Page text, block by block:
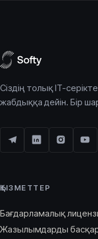
Сіздің толық IT-
жабдыққа дейін. Бір
ҚЫЗМЕТТЕР
Бағдарламалық
Жазылымдарды